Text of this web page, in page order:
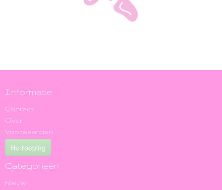
Informatie
Contact
Over
Voorwaarden
Herroeping
Categorieën
Nieuw